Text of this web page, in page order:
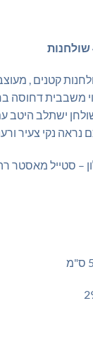
₪295.00.
קפה מורכב מ-4 שולחנות
משבבית דחוסה
ישתלב היטב עם
נראה נקי צעיר
– סטייל מאסטר